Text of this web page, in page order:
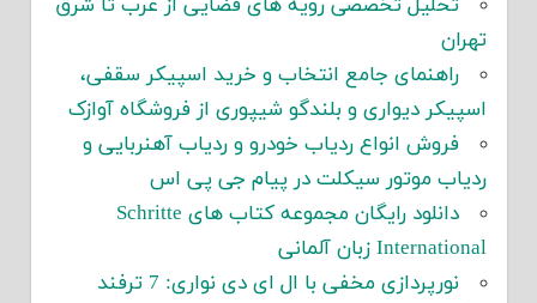
تحلیل تخصصی رویه های قضایی از غرب تا شرق
تهران
راهنمای جامع انتخاب و خرید اسپیکر سقفی،
اسپیکر دیواری و بلندگو شیپوری از فروشگاه آوازک
فروش انواع ردیاب خودرو و ردیاب آهنربایی و
ردیاب موتور سیکلت در پیام جی پی اس
دانلود رایگان مجموعه کتاب های Schritte
International زبان آلمانی
نورپردازی مخفی با ال ای دی نواری: 7 ترفند